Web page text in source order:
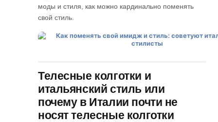
моды и стиля, как можно кардинально поменять
свой стиль.
Телесные колготки и
итальянский стиль или
почему в Италии почти не
носят телесные колготки